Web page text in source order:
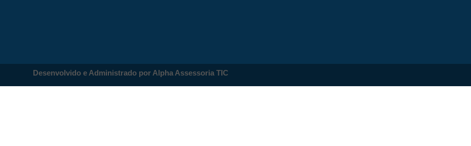
Desenvolvido e Administrado por Alpha Assessoria TIC